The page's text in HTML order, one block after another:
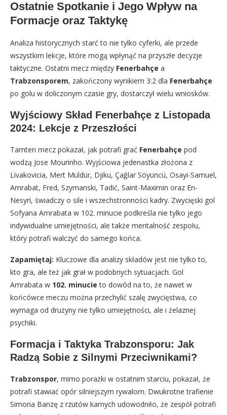
Ostatnie Spotkanie i Jego Wpływ na
Formacje oraz Taktykę
Analiza historycznych starć to nie tylko cyferki, ale przede
wszystkim lekcje, które mogą wpłynąć na przyszłe decyzje
taktyczne. Ostatni mecz między Fenerbahçe a
Trabzonsporem, zakończony wynikiem 3:2 dla Fenerbahçe
po golu w doliczonym czasie gry, dostarczył wielu wniosków.
Wyjściowy Skład Fenerbahçe z Listopada
2024: Lekcje z Przeszłości
Tamten mecz pokazał, jak potrafi grać Fenerbahçe pod
wodzą Jose Mourinho. Wyjściowa jedenastka złożona z
Livakovicia, Mert Müldür, Djiku, Çağlar Söyüncü, Osayi-Samuel,
Amrabat, Fred, Szymanski, Tadić, Saint-Maximin oraz En-
Nesyri, świadczy o sile i wszechstronności kadry. Zwycięski gol
Sofyana Amrabata w 102. minucie podkreśla nie tylko jego
indywidualne umiejętności, ale także mentalność zespołu,
który potrafi walczyć do samego końca.
Zapamiętaj: Kluczowe dla analizy składów jest nie tylko to,
kto gra, ale też jak grał w podobnych sytuacjach. Gol
Amrabata w 102. minucie to dowód na to, że nawet w
końcówce meczu można przechylić szalę zwycięstwa, co
wymaga od drużyny nie tylko umiejętności, ale i żelaznej
psychiki.
Formacja i Taktyka Trabzonsporu: Jak
Radzą Sobie z Silnymi Przeciwnikami?
Trabzonspor, mimo porażki w ostatnim starciu, pokazał, że
potrafi stawiać opór silniejszym rywalom. Dwukrotne trafienie
Simona Banzę z rzutów karnych udowodniło, że zespół potrafi